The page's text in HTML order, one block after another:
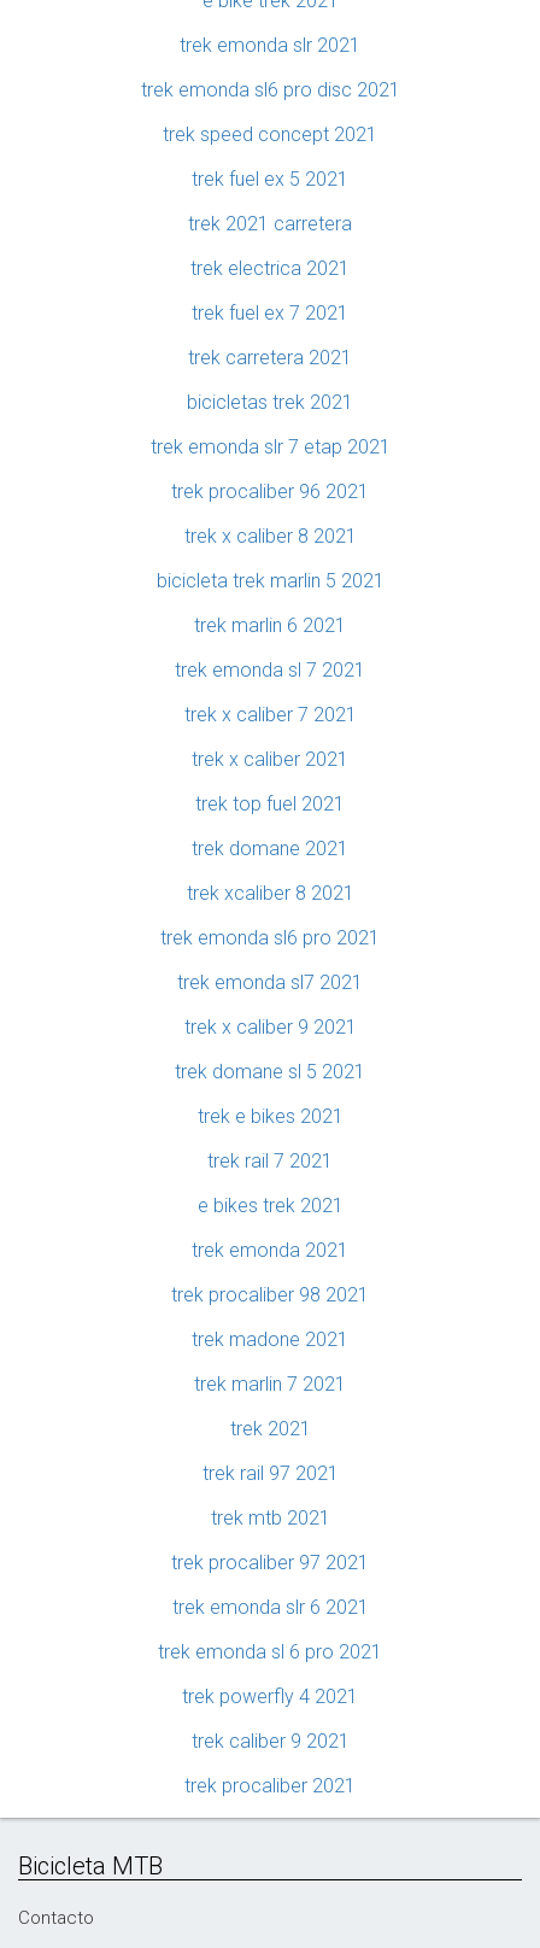
trek emonda slr 2021
trek emonda sl6 pro disc 2021
trek speed concept 2021
trek fuel ex 5 2021
trek 2021 carretera
trek electrica 2021
trek fuel ex 7 2021
trek carretera 2021
bicicletas trek 2021
trek emonda slr 7 etap 2021
trek procaliber 96 2021
trek x caliber 8 2021
bicicleta trek marlin 5 2021
trek marlin 6 2021
trek emonda sl 7 2021
trek x caliber 7 2021
trek x caliber 2021
trek top fuel 2021
trek domane 2021
trek xcaliber 8 2021
trek emonda sl6 pro 2021
trek emonda sl7 2021
trek x caliber 9 2021
trek domane sl 5 2021
trek e bikes 2021
trek rail 7 2021
e bikes trek 2021
trek emonda 2021
trek procaliber 98 2021
trek madone 2021
trek marlin 7 2021
trek 2021
trek rail 97 2021
trek mtb 2021
trek procaliber 97 2021
trek emonda slr 6 2021
trek emonda sl 6 pro 2021
trek powerfly 4 2021
trek caliber 9 2021
trek procaliber 2021
Bicicleta MTB
Contacto